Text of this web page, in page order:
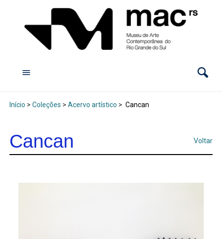
Início > Coleções > Acervo artístico > Cancan
Cancan Voltar